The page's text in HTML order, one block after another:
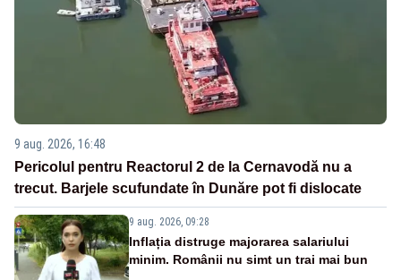
9 aug. 2026, 16:48
Pericolul pentru Reactorul 2 de la Cernavodă nu a
trecut. Barjele scufundate în Dunăre pot fi dislocate
9 aug. 2026, 09:28
Inflația distruge majorarea salariului
minim. Românii nu simt un trai mai bun